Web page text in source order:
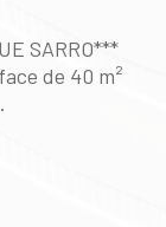
cœur pour c
magnifiq